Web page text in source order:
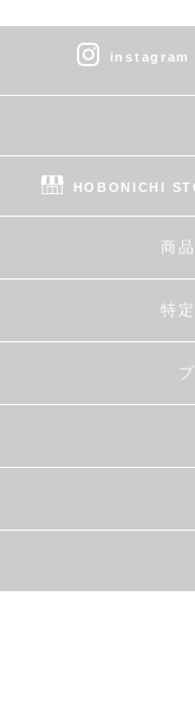
instagram
HOBONICHI
商
特